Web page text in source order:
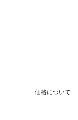
価格について